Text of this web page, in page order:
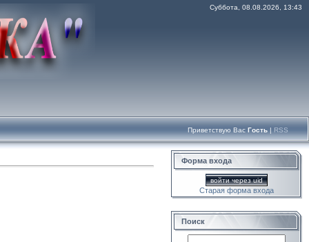
Суббота, 08.08.2026, 13:43
Приветствую Вас Гость | RSS
Форма входа
войти через uid
Старая форма входа
Поиск